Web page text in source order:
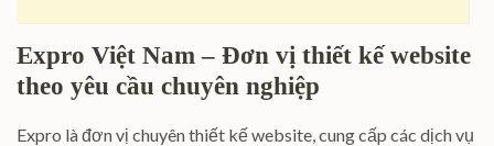
Expro Việt Nam – Đơn vị thiết kế website
theo yêu cầu chuyên nghiệp
Expro là đơn vị chuyên thiết kế website, cung cấp các dịch vụ